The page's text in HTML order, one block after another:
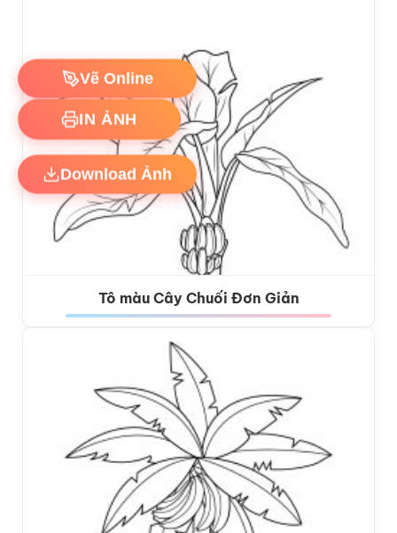
Tô màu Cây Chuối Đơn Giản
Vẽ Online
IN ẢNH
Download Ảnh